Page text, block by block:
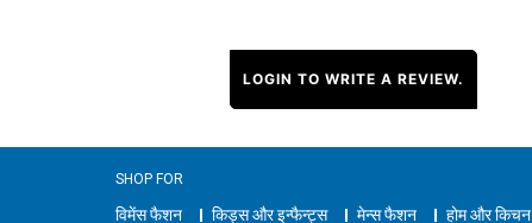
LOGIN TO WRITE A REVIEW.
SHOP FOR
विमेंस फैशन किड्स और इन्फैन्ट्स मेन्स फैशन होम और किचन